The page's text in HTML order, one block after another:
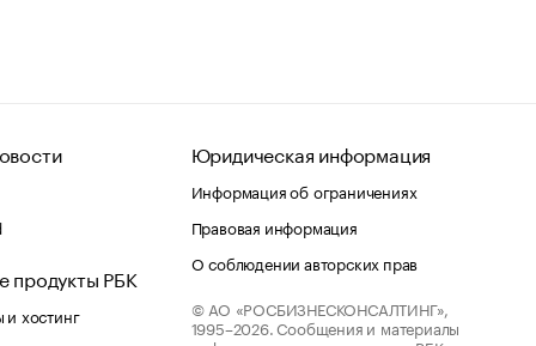
продукты РБК
хостинг
Юридическая информация
Информация об ограничениях
Правовая информация
О соблюдении авторских прав
© АО «РОСБИЗНЕСКОНСАЛТИНГ»,
1995–2026. Сообщения и материалы